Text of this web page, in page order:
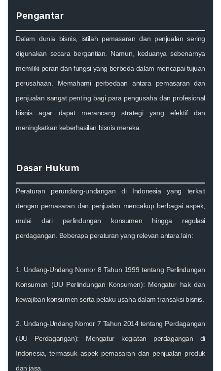
Pengantar
Dalam dunia bisnis, istilah pemasaran dan penjualan sering
digunakan secara bergantian. Namun, keduanya sebenarnya
memiliki peran dan fungsi yang berbeda dalam mencapai tujuan
perusahaan. Memahami perbedaan antara pemasaran dan
penjualan sangat penting bagi para pengusaha dan profesional
bisnis agar dapat merancang strategi yang efektif dan
meningkatkan keberhasilan bisnis mereka.
Dasar Hukum
Peraturan perundang-undangan di Indonesia yang terkait
dengan pemasaran dan penjualan mencakup berbagai aspek,
mulai dari perlindungan konsumen hingga regulasi
perdagangan. Beberapa peraturan yang relevan antara lain:
1. Undang-Undang Nomor 8 Tahun 1999 tentang Perlindungan
Konsumen (UU Perlindungan Konsumen): Mengatur hak dan
kewajiban konsumen serta pelaku usaha dalam transaksi bisnis.
2. Undang-Undang Nomor 7 Tahun 2014 tentang Perdagangan
(UU Perdagangan): Mengatur kegiatan perdagangan di
Indonesia, termasuk aspek pemasaran dan penjualan produk
dan jasa.